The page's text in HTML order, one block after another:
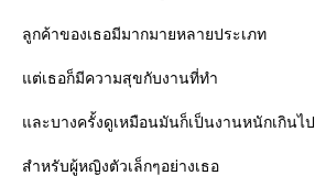
ลูกค้าของเธอมีมากมายหลายประเภท
ต่เธอก็มีความสุขกับงานที่ทำ
ละบางครั้งดูเหมือนมันก็เป็นงานหนักเกินไป
สำหรับผู้หญิงตัวเล็กๆอย่างเธอ